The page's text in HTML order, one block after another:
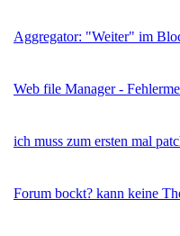
Aggregator: "Weiter" im
Web file Manager -
ich muss zum ersten mal
Forum bockt? kann keine